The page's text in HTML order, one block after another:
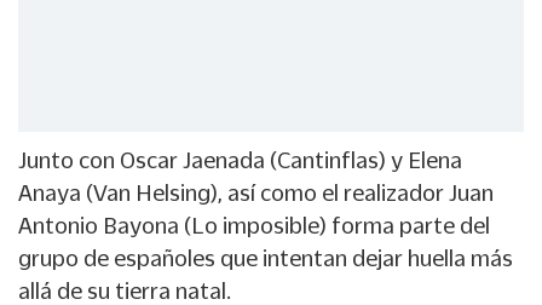
Junto con Oscar Jaenada (Cantinflas) y Elena
Anaya (Van Helsing), así como el realizador Juan
Antonio Bayona (Lo imposible) forma parte del
grupo de españoles que intentan dejar huella más
allá de su tierra natal.